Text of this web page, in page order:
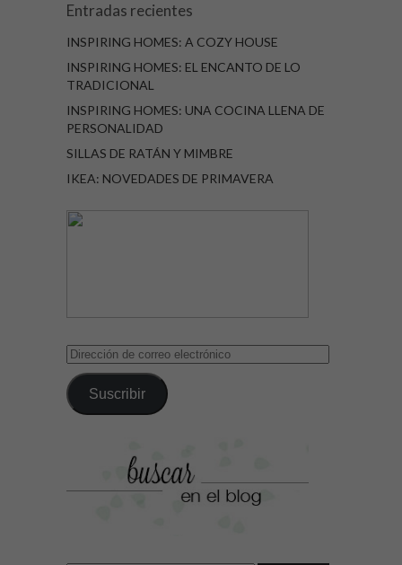
Entradas recientes
INSPIRING HOMES: A COZY HOUSE
INSPIRING HOMES: EL ENCANTO DE LO
TRADICIONAL
INSPIRING HOMES: UNA COCINA LLENA DE
PERSONALIDAD
SILLAS DE RATÁN Y MIMBRE
IKEA: NOVEDADES DE PRIMAVERA
Dirección
correo
electrónico
Suscribir